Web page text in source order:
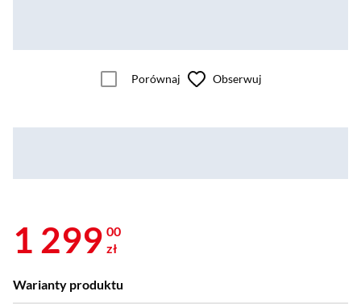
Porównaj Obserwuj
1 299 00
zł
Warianty produktu